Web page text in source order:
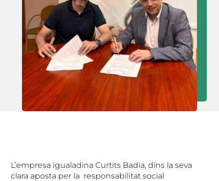
L’empresa igualadina Curtits Badia, dins la seva
clara aposta per la responsabilitat social